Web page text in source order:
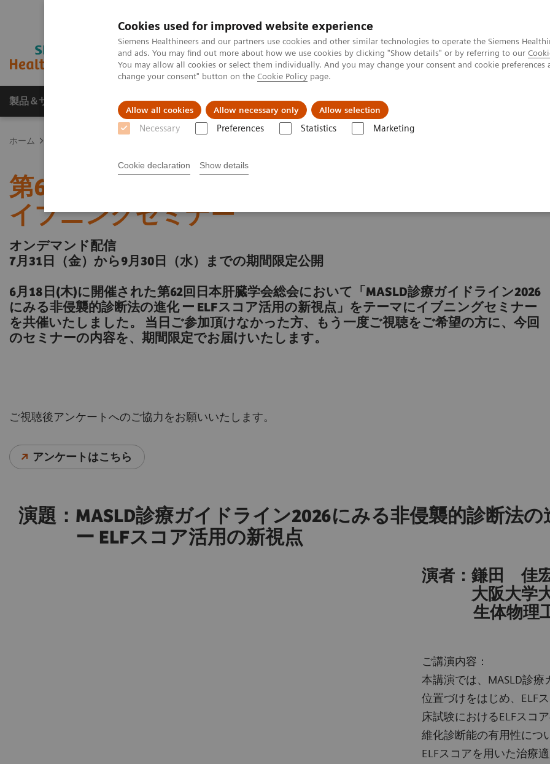
Cookies used for improved website experience
Siemens Healthineers and our partners use cookies and other similar technologies to operate the Siemens
and ads. You may find out more about how we use cookies by clicking "Show details" or by referring to our
You may allow all cookies or select them individually. And you may change your consent and cookie
change your consent" button on the Cookie Policy page.
Allow all cookies Allow necessary only Allow selection
Necessary Preferences Statistics Marketing
Cookie declaration Show details
製品＆サービス サポート情報 Insights 会社情報
ホーム
第62回日本肝臓学会総会
イブニングセミナー
オンデマンド配信
7月31日（金）から9月30日（水）までの期間限定公開
6月18日(木)に開催された第62回日本肝臓学会総会において「MASLD診療ガイドライン2026
にみる非侵襲的診断法の進化 ー ELFスコア活用の新視点」をテーマにイブニングセミナー
を共催いたしました。 当日ご参加頂けなかった方、もう一度ご視聴をご希望の方に、今回
のセミナーの内容を、期間限定でお届けいたします。
ご視聴後アンケートへのご協力をお願いいたします。
アンケートはこちら
演題：MASLD診療ガイドライン2026にみる非侵襲的診断法
ー ELFスコア活用の新視点
演者：鎌田 佳
大阪大学大
生体物理工
ご講演内容：
本講演では、MASLD診
位置づけをはじめ、ELF
床試験におけるELFスコ
維化診断能の有用性につ
ELFスコアを用いた治療